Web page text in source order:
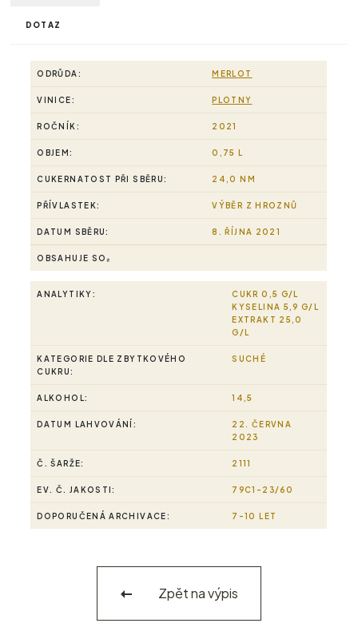
DOTAZ
ODRŮDA: MERLOT
VINICE: PLOTNY
ROČNÍK: 2021
OBJEM: 0,75 L
CUKERNATOST PŘI SBĚRU: 24,0 NM
PŘÍVLASTEK: VÝBĚR Z HROZNŮ
DATUM SBĚRU: 8. ŘÍJNA 2021
OBSAHUJE SO₂
ANALYTIKY:
CUKR 0,5 G/L
KYSELINA 5,9 G/L
EXTRAKT 25,0
G/L
KATEGORIE DLE ZBYTKOVÉHO
CUKRU:
SUCHÉ
ALKOHOL: 14,5
DATUM LAHVOVÁNÍ:
22. ČERVNA
2023
Č. ŠARŽE: 2111
EV. Č. JAKOSTI: 79C1-23/60
DOPORUČENÁ ARCHIVACE: 7-10 LET
Zpět na výpis